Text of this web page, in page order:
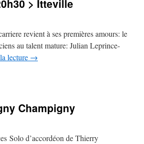
> Itteville
revient à ses premières amours: le
au talent mature: Julian Leprince-
lecture →
Champigny
Solo d’accordéon de Thierry